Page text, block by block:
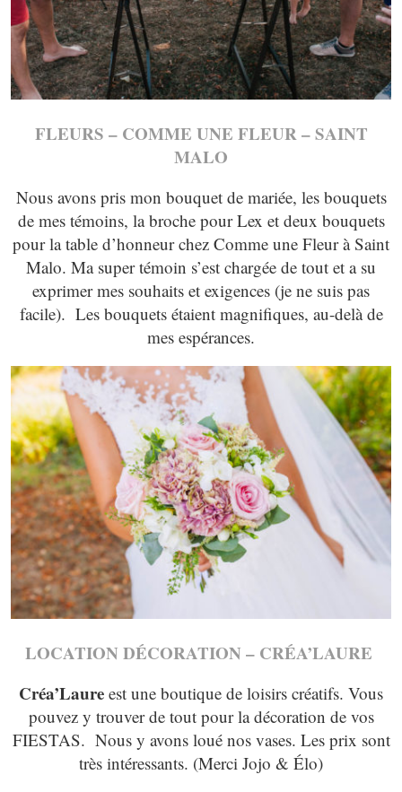
FLEURS – COMME UNE FLEUR – SAINT
MALO
Nous avons pris mon bouquet de mariée, les bouquets
de mes témoins, la broche pour Lex et deux bouquets
pour la table d’honneur chez Comme une Fleur à Saint
Malo. Ma super témoin s’est chargée de tout et a su
exprimer mes souhaits et exigences (je ne suis pas
facile). Les bouquets étaient magnifiques, au-delà de
mes espérances.
LOCATION DÉCORATION – CRÉA’LAURE
Créa’Laure est une boutique de loisirs créatifs. Vous
pouvez y trouver de tout pour la décoration de vos
FIESTAS. Nous y avons loué nos vases. Les prix sont
très intéressants. (Merci Jojo & Élo)